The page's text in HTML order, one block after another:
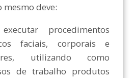
mesmo deve:
procedimentos
faciais, corporais e
utilizando como
de trabalho produtos